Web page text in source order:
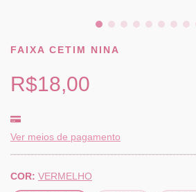
FAIXA CETIM NINA
R$18,00
Ver meios de pagamento
COR: VERMELHO